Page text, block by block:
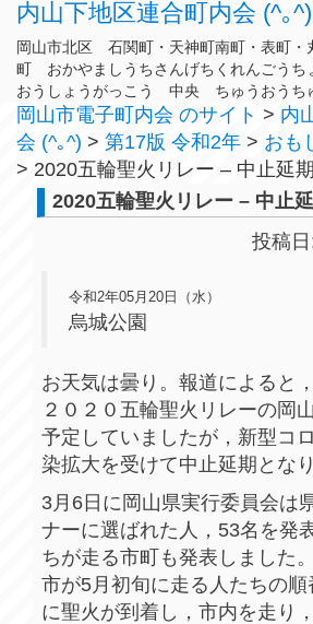
内山下地区連合町内会 (^｡^)
岡山市北区 石関町・天神町南町・表町・
町 おかやましうちさんげちくれんごう
おうしょうがっこう 中央 ちゅうおうち
岡山市電子町内会 のサイト > 内
会 (^｡^) > 第17版 令和2年 > おも
> 2020五輪聖火リレー – 中止延
2020五輪聖火リレー – 中止
投稿
令和2年05月20日（水）
烏城公園
お天気は曇り。報道によると
２０２０五輪聖火リレーの岡
予定していましたが，新型コ
染拡大を受けて中止延期となり
3月6日に岡山県実行委員会は
ナーに選ばれた人，53名を発
ちが走る市町も発表しました
市が5月初旬に走る人たちの順
に聖火が到着し，市内を走り